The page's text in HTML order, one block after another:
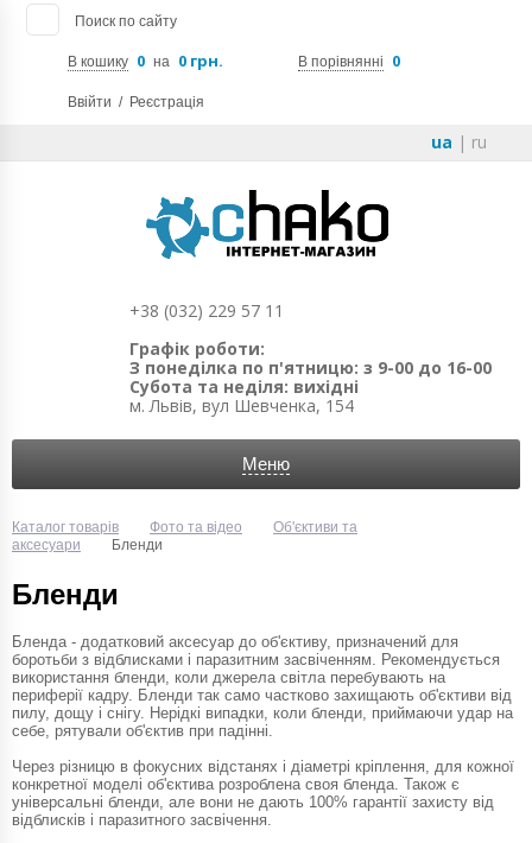
Поиск по сайту
В кошику 0 на 0 грн. В порівнянні 0
Ввійти / Реєстрація
ua | ru
+38 (032) 229 57 11
Графік роботи:
З понеділка по п'ятницю: з 9-00 до 16-00
Субота та неділя: вихідні
м. Львів, вул Шевченка, 154
Меню
Каталог товарів Фото та відео
Об'єктиви та
аксесуари
Бленди
Бленди
Бленда - додатковий аксесуар до об'єктиву, призначений для
боротьби з відблисками і паразитним засвіченням. Рекомендується
використання бленди, коли джерела світла перебувають на
периферії кадру. Бленди так само частково захищають об'єктиви від
пилу, дощу і снігу. Нерідкі випадки, коли бленди, приймаючи удар на
себе, рятували об'єктив при падінні.
Через різницю в фокусних відстанях і діаметрі кріплення, для кожної
конкретної моделі об'єктива розроблена своя бленда. Також є
універсальні бленди, але вони не дають 100% гарантії захисту від
відблисків і паразитного засвічення.